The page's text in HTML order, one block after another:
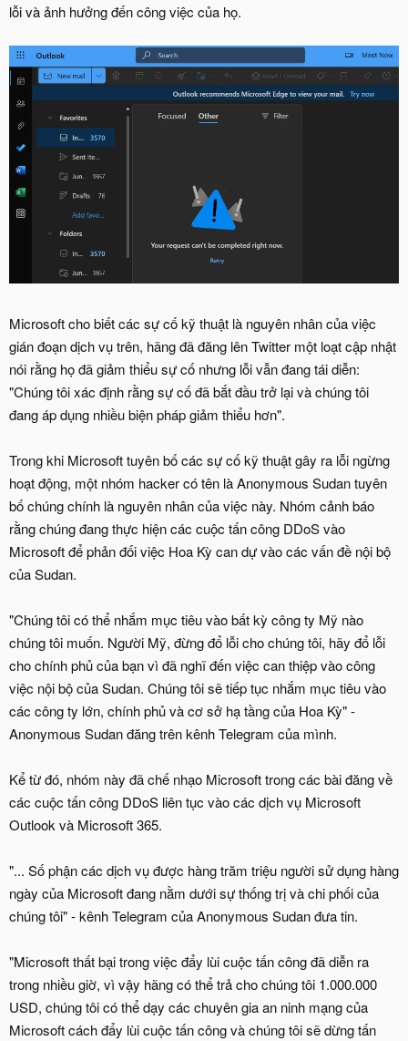
lỗi và ảnh hưởng đến công việc của họ.
Microsoft cho biết các sự cố kỹ thuật là nguyên nhân của việc
gián đoạn dịch vụ trên, hãng đã đăng lên Twitter một loạt cập nhật
nói rằng họ đã giảm thiểu sự cố nhưng lỗi vẫn đang tái diễn:
"Chúng tôi xác định rằng sự cố đã bắt đầu trở lại và chúng tôi
đang áp dụng nhiều biện pháp giảm thiểu hơn".
Trong khi Microsoft tuyên bố các sự cố kỹ thuật gây ra lỗi ngừng
hoạt động, một nhóm hacker có tên là Anonymous Sudan tuyên
bố chúng chính là nguyên nhân của việc này. Nhóm cảnh báo
rằng chúng đang thực hiện các cuộc tấn công DDoS vào
Microsoft để phản đối việc Hoa Kỳ can dự vào các vấn đề nội bộ
của Sudan.
"Chúng tôi có thể nhắm mục tiêu vào bất kỳ công ty Mỹ nào
chúng tôi muốn. Người Mỹ, đừng đổ lỗi cho chúng tôi, hãy đổ lỗi
cho chính phủ của bạn vì đã nghĩ đến việc can thiệp vào công
việc nội bộ của Sudan. Chúng tôi sẽ tiếp tục nhắm mục tiêu vào
các công ty lớn, chính phủ và cơ sở hạ tầng của Hoa Kỳ" -
Anonymous Sudan đăng trên kênh Telegram của mình.
Kể từ đó, nhóm này đã chế nhạo Microsoft trong các bài đăng về
các cuộc tấn công DDoS liên tục vào các dịch vụ Microsoft
Outlook và Microsoft 365.
"... Số phận các dịch vụ được hàng trăm triệu người sử dụng hàng
ngày của Microsoft đang nằm dưới sự thống trị và chi phối của
chúng tôi" - kênh Telegram của Anonymous Sudan đưa tin.
"Microsoft thất bại trong việc đẩy lùi cuộc tấn công đã diễn ra
trong nhiều giờ, vì vậy hãng có thể trả cho chúng tôi 1.000.000
USD, chúng tôi có thể dạy các chuyên gia an ninh mạng của
Microsoft cách đẩy lùi cuộc tấn công và chúng tôi sẽ dừng tấn